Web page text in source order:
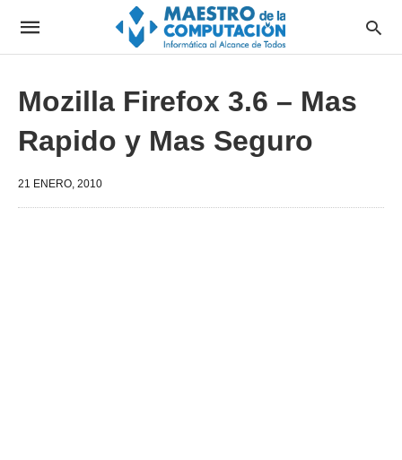
Mozilla Firefox 3.6 – Mas
Rapido y Mas Seguro
21 ENERO, 2010